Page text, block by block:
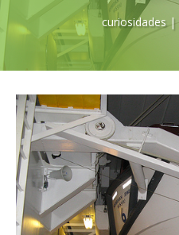
curiosidades|